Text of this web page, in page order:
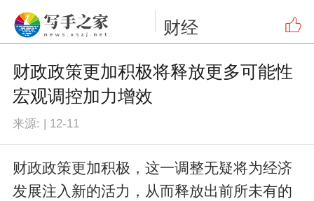
财经
财政政策更加积极将释放更多可能性
宏观调控加力增效
来源: | 12-11
财政政策更加积极，这一调整无疑将为经济
发展注入新的活力，从而释放出前所未有的